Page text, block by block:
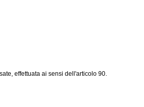
effettuata ai sensi dell'articolo 90.